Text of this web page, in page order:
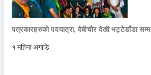
पत्रकारहरुको पदयात्रा, देबीचौर देखी भट्टेडाँडा सम्म
१ महिना अगाडि